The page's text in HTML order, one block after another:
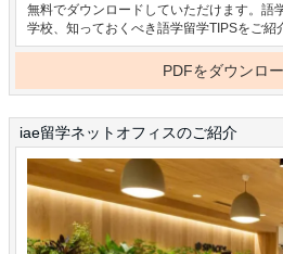
無料でダウンロードしていただけます。語
学校、知っておくべき語学留学TIPSをご紹
PDFをダウンロ
iae留学ネットオフィスのご紹介